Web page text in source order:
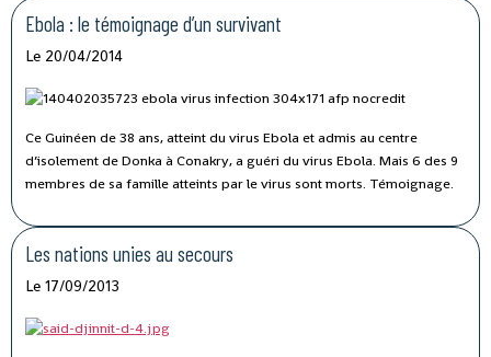
Ebola : le témoignage d’un survivant
Le 20/04/2014
Ce Guinéen de 38 ans, atteint du virus Ebola et admis au centre
d’isolement de Donka à Conakry, a guéri du virus Ebola. Mais 6 des 9
membres de sa famille atteints par le virus sont morts. Témoignage.
Les nations unies au secours
Le 17/09/2013